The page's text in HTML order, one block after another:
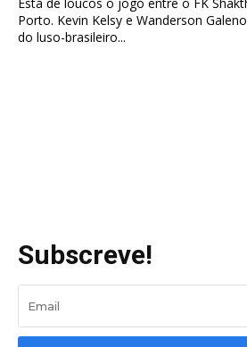
Porto. Kevin Kelsy e Wanderson
do luso-brasileiro...
Subscreve!